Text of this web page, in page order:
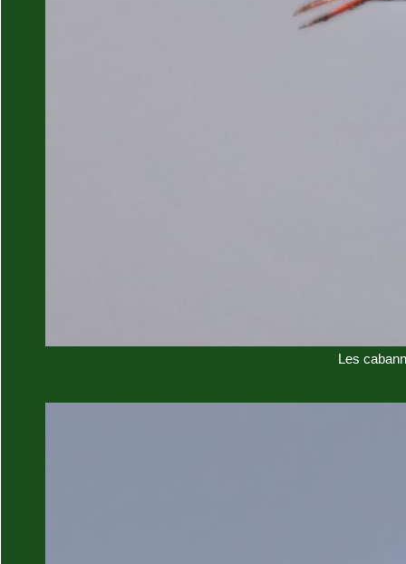
Les